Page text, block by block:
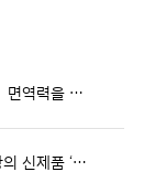
어딜가나 면역력이 필요한 시대｜ 면역력을 1포하라 정관장 에브리타임 (송강편)
지구의 건강까지 생각하는 정관장의 신제품 ‘홍삼톤골드 에코패키지’